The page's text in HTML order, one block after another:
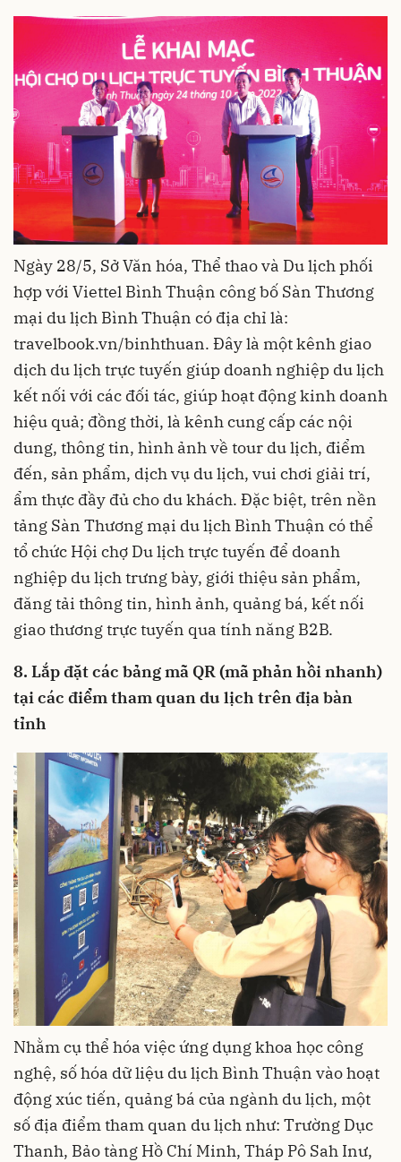
Ngày 28/5, Sở Văn hóa, Thể thao và Du lịch phối
hợp với Viettel Bình Thuận công bố Sàn Thương
mại du lịch Bình Thuận có địa chỉ là:
travelbook.vn/binhthuan. Đây là một kênh giao
dịch du lịch trực tuyến giúp doanh nghiệp du lịch
kết nối với các đối tác, giúp hoạt động kinh doanh
hiệu quả; đồng thời, là kênh cung cấp các nội
dung, thông tin, hình ảnh về tour du lịch, điểm
đến, sản phẩm, dịch vụ du lịch, vui chơi giải trí,
ẩm thực đầy đủ cho du khách. Đặc biệt, trên nền
tảng Sàn Thương mại du lịch Bình Thuận có thể
tổ chức Hội chợ Du lịch trực tuyến để doanh
nghiệp du lịch trưng bày, giới thiệu sản phẩm,
đăng tải thông tin, hình ảnh, quảng bá, kết nối
giao thương trực tuyến qua tính năng B2B.
8. Lắp đặt các bảng mã QR (mã phản hồi nhanh)
tại các điểm tham quan du lịch trên địa bàn
tỉnh
Nhằm cụ thể hóa việc ứng dụng khoa học công
nghệ, số hóa dữ liệu du lịch Bình Thuận vào hoạt
động xúc tiến, quảng bá của ngành du lịch, một
số địa điểm tham quan du lịch như: Trường Dục
Thanh, Bảo tàng Hồ Chí Minh, Tháp Pô Sah Inư,